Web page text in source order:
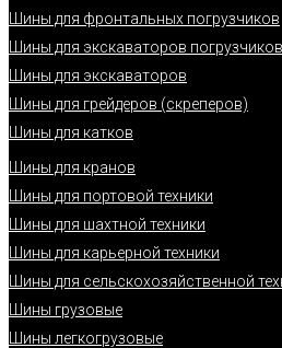
Шины для фронтальных погрузчиков
Шины для экскаваторов погрузчиков
Шины для экскаваторов
Шины для грейдеров (скреперов)
Шины для катков
Шины для кранов
Шины для портовой техники
Шины для шахтной техники
Шины для карьерной техники
Шины для сельскохозяйственной
Шины грузовые
Шины легкогрузовые